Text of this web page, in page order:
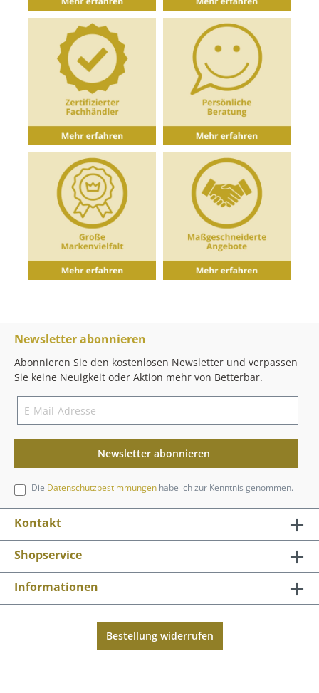
Newsletter abonnieren
Abonnieren Sie den kostenlosen Newsletter und verpassen
Sie keine Neuigkeit oder Aktion mehr von Betterbar.
Newsletter abonnieren
Die Datenschutzbestimmungen habe ich zur Kenntnis genommen.
Kontakt
Shopservice
Informationen
Bestellung widerrufen